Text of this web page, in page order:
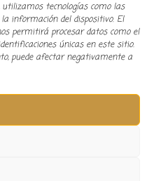
tecnologías como las
información del dispositivo. El
permitirá procesar datos como el
únicas en este sitio.
puede afectar negativamente a
– Desarrollado por